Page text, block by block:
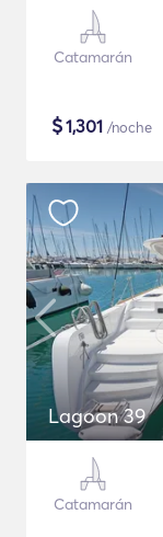
Catamarán
$1,301 /noche
Lagoon 39
Catamarán